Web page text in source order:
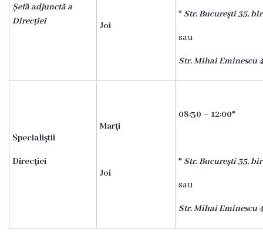
ț
ă
c
Șefă adjunctă a
Direcției
Joi
* Str. Bucureşti 35,
sau
Str. Mihai Eminescu
Specialiştii
Direcţiei
Marţi
Joi
08:30 – 12:00*
* Str. Bucureşti 35,
sau
Str. Mihai Eminescu